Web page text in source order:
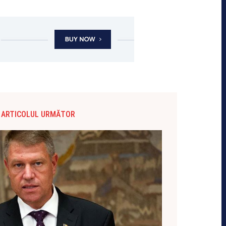
ARTICOLUL URMĂTOR